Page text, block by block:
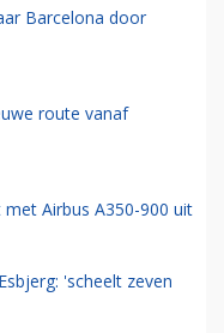
Barcelona door
route vanaf
Airbus A350-900 uit
'scheelt zeven